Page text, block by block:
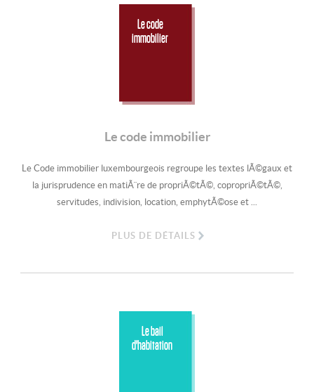
Le code
immobilier
Le code immobilier
Le Code immobilier luxembourgeois regroupe les textes lÃ©gaux et
la jurisprudence en matiÃ¨re de propriÃ©tÃ©, copropriÃ©tÃ©,
servitudes, indivision, location, emphytÃ©ose et ...
PLUS DE DÉTAILS
Le bail
d'habitation